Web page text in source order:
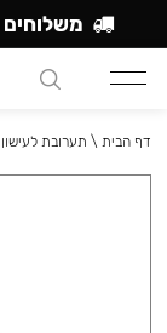
דף הבית \ תערובת לעישון
משלוחים